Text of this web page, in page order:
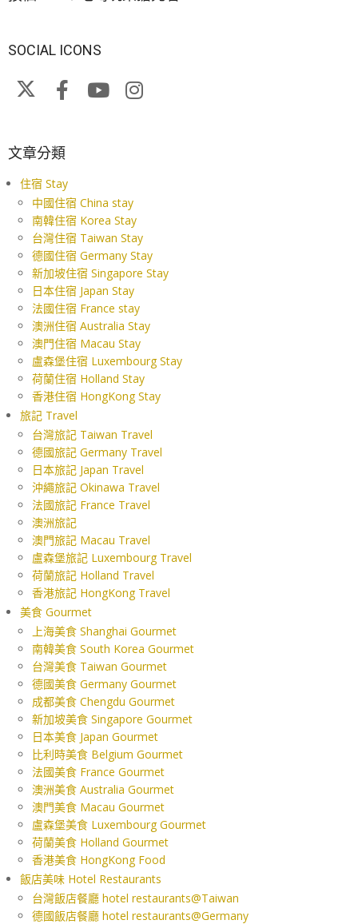
SOCIAL ICONS
文章分類
住宿 Stay
中國住宿 China stay
南韓住宿 Korea Stay
台灣住宿 Taiwan Stay
德國住宿 Germany Stay
新加坡住宿 Singapore Stay
日本住宿 Japan Stay
法國住宿 France stay
澳洲住宿 Australia Stay
澳門住宿 Macau Stay
盧森堡住宿 Luxembourg Stay
荷蘭住宿 Holland Stay
香港住宿 HongKong Stay
旅記 Travel
台灣旅記 Taiwan Travel
德國旅記 Germany Travel
日本旅記 Japan Travel
沖繩旅記 Okinawa Travel
法國旅記 France Travel
澳洲旅記
澳門旅記 Macau Travel
盧森堡旅記 Luxembourg Travel
荷蘭旅記 Holland Travel
香港旅記 HongKong Travel
美食 Gourmet
上海美食 Shanghai Gourmet
南韓美食 South Korea Gourmet
台灣美食 Taiwan Gourmet
德國美食 Germany Gourmet
成都美食 Chengdu Gourmet
新加坡美食 Singapore Gourmet
日本美食 Japan Gourmet
比利時美食 Belgium Gourmet
法國美食 France Gourmet
澳洲美食 Australia Gourmet
澳門美食 Macau Gourmet
盧森堡美食 Luxembourg Gourmet
荷蘭美食 Holland Gourmet
香港美食 HongKong Food
飯店美味 Hotel Restaurants
台灣飯店餐廳 hotel restaurants@Taiwan
德國飯店餐廳 hotel restaurants@Germany